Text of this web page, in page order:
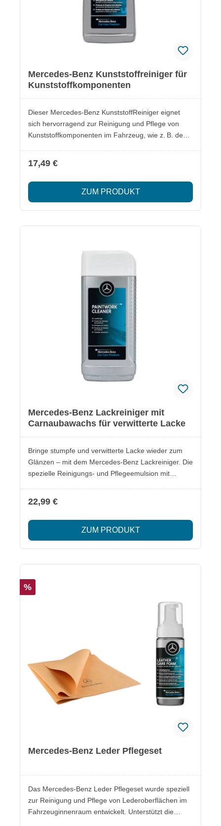
Mercedes-Benz Kunststoffreiniger für
Kunststoffkomponenten
Dieser Mercedes-Benz KunststoffReiniger eignet
sich hervorragend zur Reinigung und Pflege von
Kunststoffkomponenten im Fahrzeug, wie z. B. dem
und sorgt für eine langanhaltende Sauberkeit.
Lieferumfang: 1 x KunststoffReiniger 250 ml
Kunststoffoberflächen Entfernt effektiv Schmutz,
EUH210 Sicherheitsinformationen im beiliegenden
17,49 €
ZUM PRODUKT
Mercedes-Benz Lackreiniger mit
Carnaubawachs für verwitterte Lacke
Bringe stumpfe und verwitterte Lacke wieder zum
Glänzen – mit dem Mercedes-Benz Lackreiniger. Die
spezielle Reinigungs- und Pflegeemulsion mit
Schleierreste von Waschanlagen. Lieferumfang: 1x
Lackreiniger 500 ml Besonderheiten: Ideal für stark
verwitterte Lacke Hochglanz-Effekt durch
Carnaubawachs Entfernt Waschanlagen-
beiliegenden Datenblatt.
22,99 €
ZUM PRODUKT
%
Mercedes-Benz Leder Pflegeset
Das Mercedes-Benz Leder Pflegeset wurde speziell
zur Reinigung und Pflege von Lederoberflächen im
Fahrzeuginnenraum entwickelt. Unterstützt die